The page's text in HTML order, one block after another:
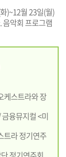
)~12월 23일(월)
음악회 프로그램
케스트라와 장
융뮤지컬 <미
트라 정기연주